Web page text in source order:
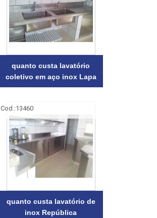
quanto custa lavatório
coletivo em aço inox Lapa
Cod.:13460
quanto custa lavatório de
inox República